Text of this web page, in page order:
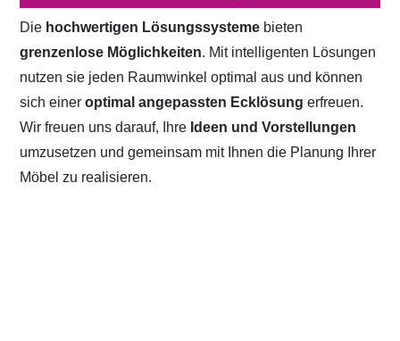
Die hochwertigen Lösungssysteme bieten
grenzenlose Möglichkeiten. Mit intelligenten Lösungen
nutzen sie jeden Raumwinkel optimal aus und können
sich eineroptimal angepassten Ecklösung erfreuen.
Wir freuen uns darauf, Ihre Ideen und Vorstellungen
umzusetzen und gemeinsam mit Ihnen die Planung Ihrer
Möbel zu realisieren.